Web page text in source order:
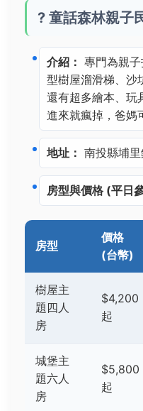
? 童話森林親子
介紹： 專門為親
型樹屋溜滑梯、沙
還有超多繪本、玩
進來就瘋掉，爸媽
地址： 南投縣埔
房型與價格 (平日
房型
價格
(台幣)
樹屋主
題四人
房
$4,200
起
城堡主
題六人
房
$5,800
起